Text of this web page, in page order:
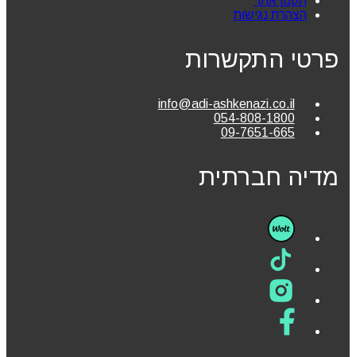
הצהרת נגישות
פרטי התקשרות
info@adi-ashkenazi.co.il
054-808-1800
09-7651-665
מדיה חברתית